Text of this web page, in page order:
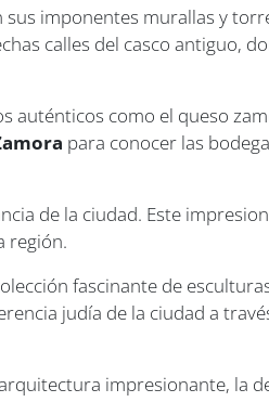
imponentes murallas y
calles del casco antiguo,
auténticos como el queso
para conocer las
de la ciudad. Este
región.
fascinante de
judía de la ciudad a
impresionante, la